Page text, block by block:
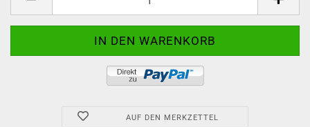
AUF DEN MERKZETTEL